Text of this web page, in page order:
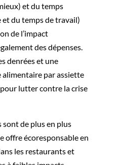
et du temps
et du temps de travail)
de l’impact
des dépenses.
denrées et une
par assiette
lutter contre la crise
de plus en plus
offre écoresponsable en
les restaurants et